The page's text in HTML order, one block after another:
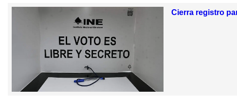
Cierra registro